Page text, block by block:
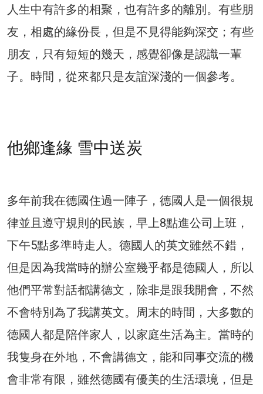
人生中有許多的相聚，也有許多的離別。有些朋
友，相處的緣份長，但是不見得能夠深交；有些
朋友，只有短短的幾天，感覺卻像是認識一輩
子。時間，從來都只是友誼深淺的一個參考。
他鄉逢緣 雪中送炭
多年前我在德國住過一陣子，德國人是一個很規
律並且遵守規則的民族，早上8點進公司上班，
下午5點多準時走人。德國人的英文雖然不錯，
但是因為我當時的辦公室幾乎都是德國人，所以
他們平常對話都講德文，除非是跟我開會，不然
不會特別為了我講英文。周末的時間，大多數的
德國人都是陪伴家人，以家庭生活為主。當時的
我隻身在外地，不會講德文，能和同事交流的機
會非常有限，雖然德國有優美的生活環境，但是